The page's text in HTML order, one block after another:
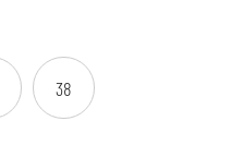
38